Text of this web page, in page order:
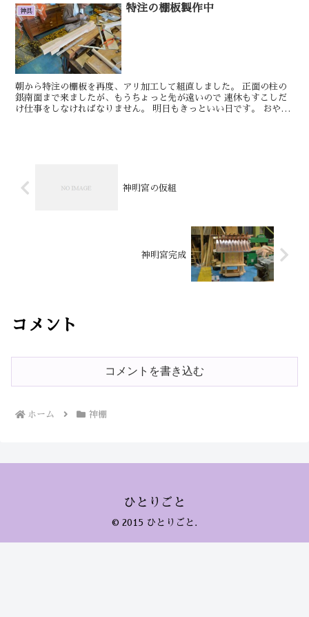
神具 特注の棚板製作中
朝から特注の棚板を再度、アリ加工して組直しました。 正面の柱の
銀南面まで来ましたが、もうちょっと先が遠いので 連休もすこしだ
け仕事をしなければなりません。 明日もきっといい日です。 おやか
神明宮の仮組
神明宮完成
コメント
コメントを書き込む
ホーム 神棚
ひとりごと
© 2015 ひとりごと.